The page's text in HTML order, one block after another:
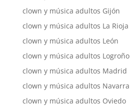
clown y música adultos Gijón
clown y música adultos La Rioja
clown y música adultos León
clown y música adultos Logroño
clown y música adultos Madrid
clown y música adultos Navarra
clown y música adultos Oviedo